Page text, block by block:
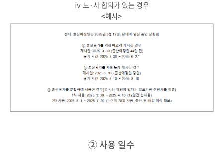
ⅳ 노·사 합의가 있는 경우
<예시>
② 사용 일수